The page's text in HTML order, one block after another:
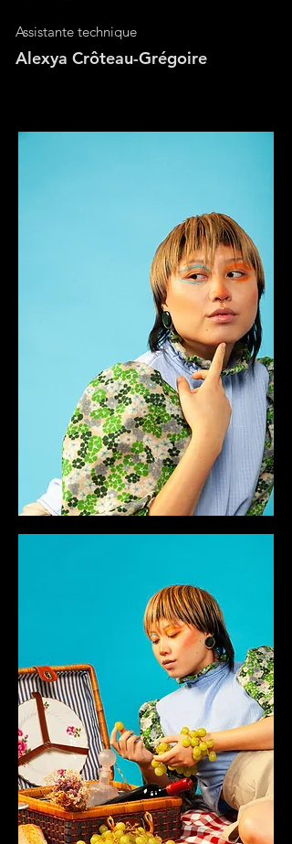
Assistante technique
Alexya Crôteau-Grégoire